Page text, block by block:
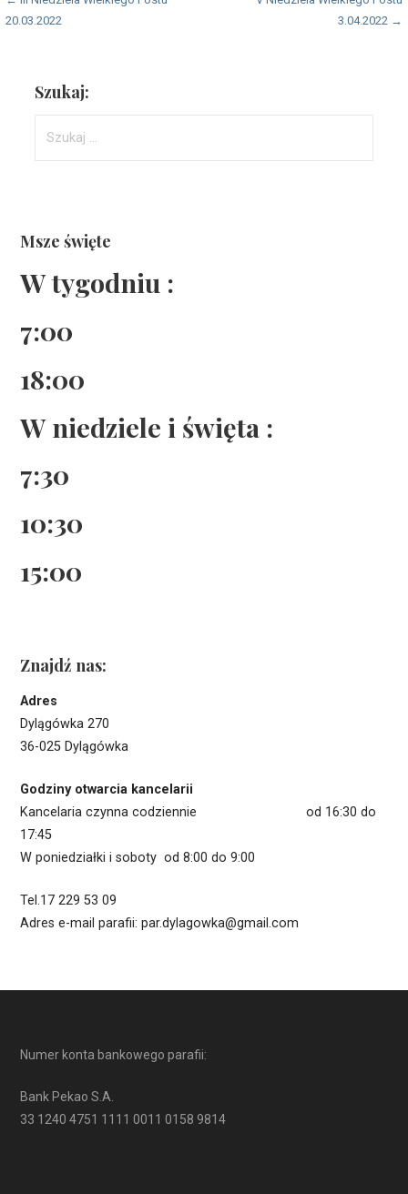
20.03.2022
3.04.2022 →
Szukaj:
Msze święte
W tygodniu :
7:00
18:00
W niedziele i święta :
7:30
10:30
15:00
Znajdź nas:
Adres
Dylągówka 270
36-025 Dylągówka
Godziny otwarcia kancelarii
Kancelaria czynna codziennie od 16:30 do
17:45
W poniedziałki i soboty od 8:00 do 9:00
Tel.17 229 53 09
Adres e-mail parafii: par.dylagowka@gmail.com
Numer konta bankowego parafii:
Bank Pekao S.A.
33 1240 4751 1111 0011 0158 9814